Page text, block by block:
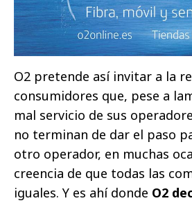
O2 pretende así invitar a la
consumidores que, pese a
mal servicio de sus
no terminan de dar el paso
otro operador, en muchas
creencia de que todas las
iguales. Y es ahí donde O2